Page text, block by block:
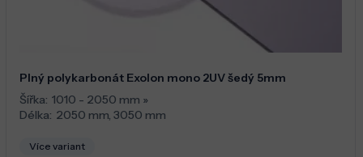
Plný polykarbonát Exolon mono 2UV šedý 5mm
Šířka: 1010 - 2050 mm »
Délka: 2050 mm, 3050 mm
Více variant